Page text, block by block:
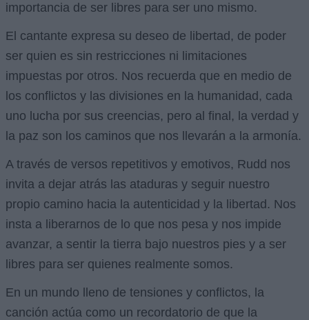
importancia de ser libres para ser uno mismo.
El cantante expresa su deseo de libertad, de poder
ser quien es sin restricciones ni limitaciones
impuestas por otros. Nos recuerda que en medio de
los conflictos y las divisiones en la humanidad, cada
uno lucha por sus creencias, pero al final, la verdad y
la paz son los caminos que nos llevarán a la armonía.
A través de versos repetitivos y emotivos, Rudd nos
invita a dejar atrás las ataduras y seguir nuestro
propio camino hacia la autenticidad y la libertad. Nos
insta a liberarnos de lo que nos pesa y nos impide
avanzar, a sentir la tierra bajo nuestros pies y a ser
libres para ser quienes realmente somos.
En un mundo lleno de tensiones y conflictos, la
canción actúa como un recordatorio de que la